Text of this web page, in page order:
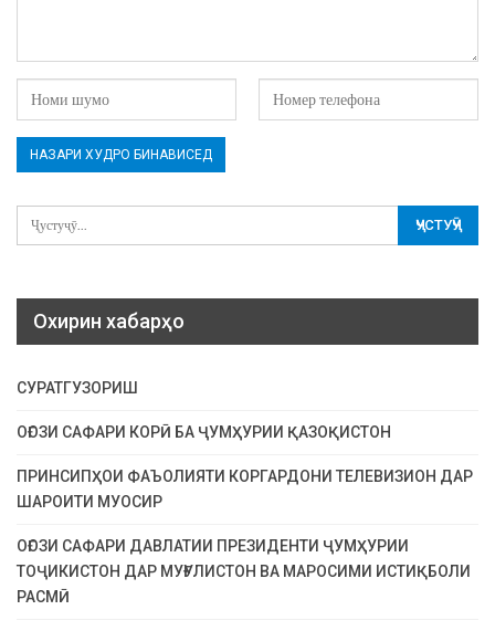
Охирин хабарҳо
СУРАТГУЗОРИШ
ОҒОЗИ САФАРИ КОРӢ БА ҶУМҲУРИИ ҚАЗОҚИСТОН
ПРИНСИПҲОИ ФАЪОЛИЯТИ КОРГАРДОНИ ТЕЛЕВИЗИОН ДАР
ШАРОИТИ МУОСИР
ОҒОЗИ САФАРИ ДАВЛАТИИ ПРЕЗИДЕНТИ ҶУМҲУРИИ
ТОҶИКИСТОН ДАР МУҒУЛИСТОН ВА МАРОСИМИ ИСТИҚБОЛИ
РАСМӢ